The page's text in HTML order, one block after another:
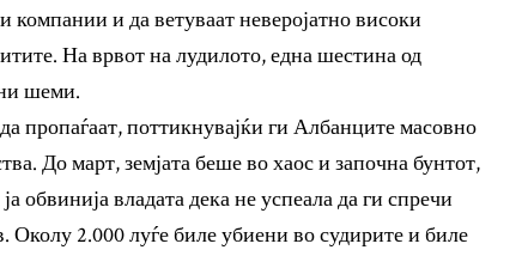
и да ветуваат неверојатно високи
На врвот на лудилото, една шестина од
шеми.
пропаѓаат, поттикнувајќи ги Албанците масовно
До март, земјата беше во хаос и започна бунтот,
владата дека не успеала да ги спречи
2.000 луѓе биле убиени во судирите и биле